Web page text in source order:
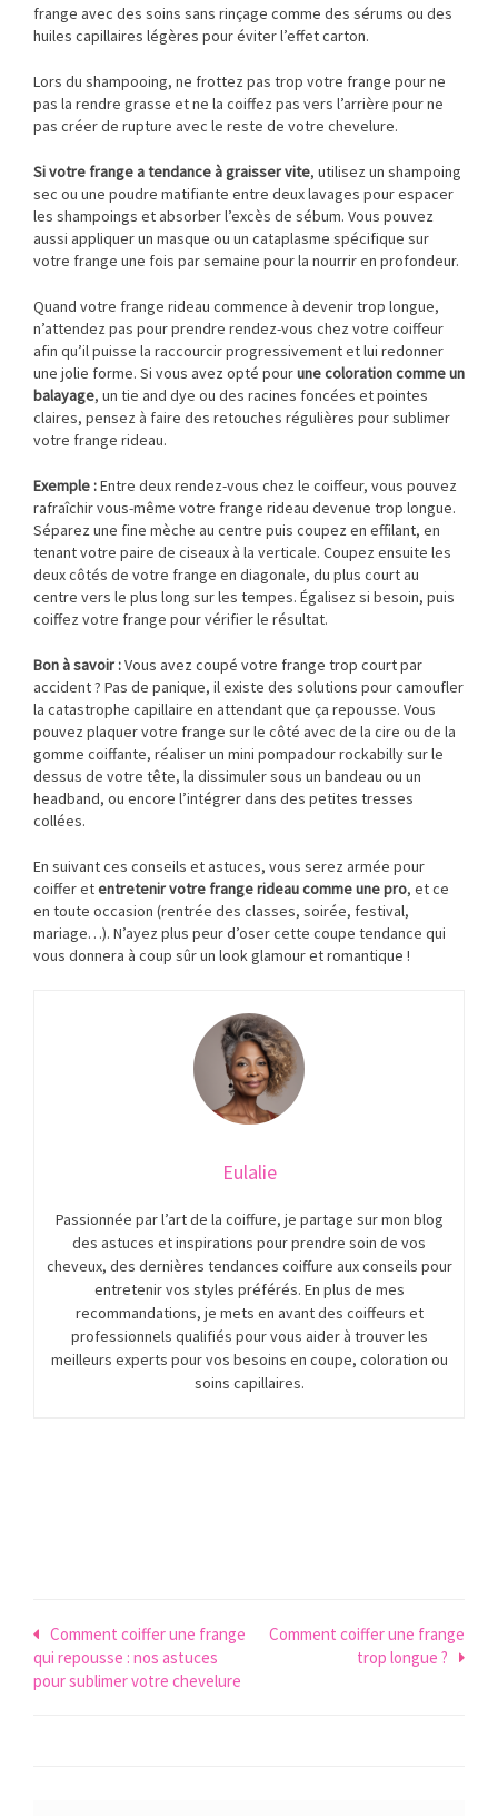
frange avec des soins sans rinçage comme des sérums ou des
huiles capillaires légères pour éviter l’effet carton.
Lors du shampooing, ne frottez pas trop votre frange pour ne
pas la rendre grasse et ne la coiffez pas vers l’arrière pour ne
pas créer de rupture avec le reste de votre chevelure.
Si votre frange a tendance à graisser vite, utilisez un shampoing
sec ou une poudre matifiante entre deux lavages pour espacer
les shampoings et absorber l’excès de sébum. Vous pouvez
aussi appliquer un masque ou un cataplasme spécifique sur
votre frange une fois par semaine pour la nourrir en profondeur.
Quand votre frange rideau commence à devenir trop longue,
n’attendez pas pour prendre rendez-vous chez votre coiffeur
afin qu’il puisse la raccourcir progressivement et lui redonner
une jolie forme. Si vous avez opté pourune coloration comme un
balayage, un tie and dye ou des racines foncées et pointes
claires, pensez à faire des retouches régulières pour sublimer
votre frange rideau.
Exemple :Entre deux rendez-vous chez le coiffeur, vous pouvez
rafraîchir vous-même votre frange rideau devenue trop longue.
Séparez une fine mèche au centre puis coupez en effilant, en
tenant votre paire de ciseaux à la verticale. Coupez ensuite les
deux côtés de votre frange en diagonale, du plus court au
centre vers le plus long sur les tempes. Égalisez si besoin, puis
coiffez votre frange pour vérifier le résultat.
Bon à savoir :Vous avez coupé votre frange trop court par
accident ? Pas de panique, il existe des solutions pour camoufler
la catastrophe capillaire en attendant que ça repousse. Vous
pouvez plaquer votre frange sur le côté avec de la cire ou de la
gomme coiffante, réaliser un mini pompadour rockabilly sur le
dessus de votre tête, la dissimuler sous un bandeau ou un
headband, ou encore l’intégrer dans des petites tresses
collées.
En suivant ces conseils et astuces, vous serez armée pour
coiffer etentretenir votre frange rideau comme une pro, et ce
en toute occasion (rentrée des classes, soirée, festival,
mariage…). N’ayez plus peur d’oser cette coupe tendance qui
vous donnera à coup sûr un look glamour et romantique !
Eulalie
Passionnée par l’art de la coiffure, je partage sur mon blog
des astuces et inspirations pour prendre soin de vos
cheveux, des dernières tendances coiffure aux conseils pour
entretenir vos styles préférés. En plus de mes
recommandations, je mets en avant des coiffeurs et
professionnels qualifiés pour vous aider à trouver les
meilleurs experts pour vos besoins en coupe, coloration ou
soins capillaires.
Navigation
de
l’article
Comment coiffer une frange
qui repousse : nos astuces
pour sublimer votre chevelure
Comment coiffer une frange
trop longue ?